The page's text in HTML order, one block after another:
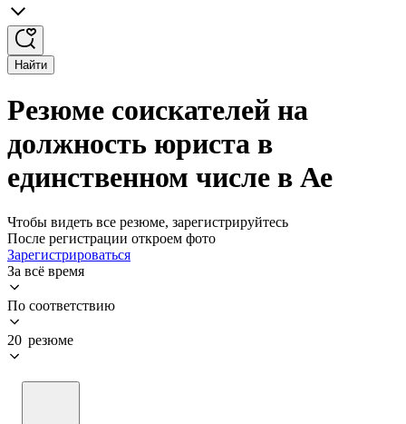
Найти
Резюме соискателей на
должность юриста в
единственном числе в Ае
Чтобы видеть все резюме, зарегистрируйтесь
После регистрации откроем фото
Зарегистрироваться
За всё время
По соответствию
20 резюме